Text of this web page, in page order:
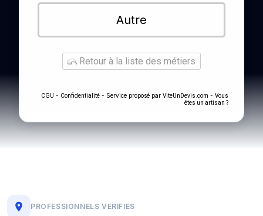
Autre
Retour à la liste des métiers
CGU - Confidentialité - Service proposé par ViteUnDevis.com - Vous
êtes un artisan ?
PROFESSIONNELS VERIFIES